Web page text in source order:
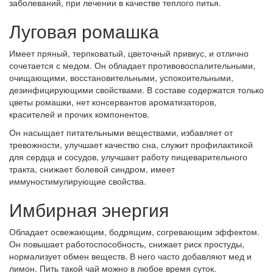
Луговая ромашка
Имеет пряный, терпковатый, цветочный привкус, и отлично
сочетается с медом. Он обладает противовоспалительными,
очищающими, восстановительными, успокоительными,
дезинфицирующими свойствами. В составе содержатся только
цветы ромашки, нет консервантов ароматизаторов,
красителей и прочих компонентов.
Он насыщает питательными веществами, избавляет от
тревожности, улучшает качество сна, служит профилактикой
для сердца и сосудов, улучшает работу пищеварительного
тракта, снижает болевой синдром, имеет
иммуностимулирующие свойства.
Имбирная энергия
Обладает освежающим, бодрящим, согревающим эффектом.
Он повышает работоспособность, снижает риск простуды,
нормализует обмен веществ. В него часто добавляют мед и
лимон. Пить такой чай можно в любое время суток.